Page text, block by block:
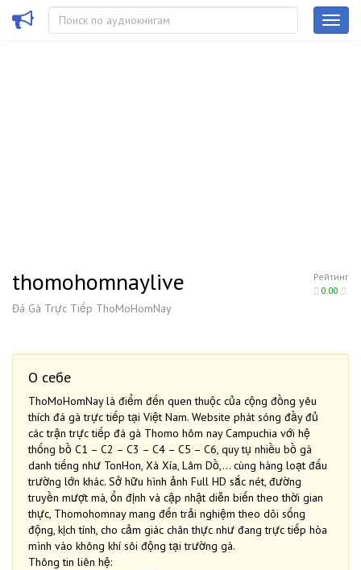
Рейтинг
0.00
thomohomnaylive
Đá Gà Trực Tiếp ThoMoHomNay
О себе
ThoMoHomNay là điểm đến quen thuộc của cộng đồng yêu
thích đá gà trực tiếp tại Việt Nam. Website phát sóng đầy đủ
các trận trực tiếp đá gà Thomo hôm nay Campuchia với hệ
thống bồ C1 – C2 – C3 – C4 – C5 – C6, quy tụ nhiều bồ gà
danh tiếng như TonHon, Xà Xía, Lâm Dồ,… cùng hàng loạt đấu
trường lớn khác. Sở hữu hình ảnh Full HD sắc nét, đường
truyền mượt mà, ổn định và cập nhật diễn biến theo thời gian
thực, Thomohomnay mang đến trải nghiệm theo dõi sống
động, kịch tính, cho cảm giác chân thực như đang trực tiếp hòa
mình vào không khí sôi động tại trường gà.
Thông tin liên hệ: